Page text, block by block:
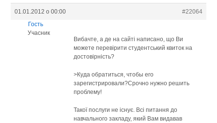
01.01.2012 о 00:00
#22064
Гость
Учасник
Вибачте, а де на сайті написано, що Ви
можете перевірити студентський квиток на
достовірність?
>Куда обратиться, чтобы его
зарегистрировали?Срочно нужно решить
проблему!
Такої послуги не існує. Всі питання до
навчального закладу, який Вам видавав